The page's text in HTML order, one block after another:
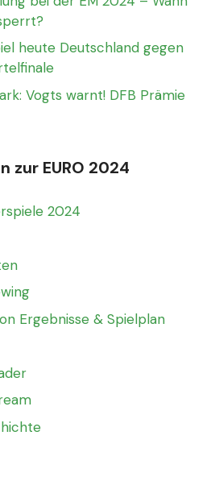
heute Deutschland gegen
Vogts warnt! DFB Prämie
zur EURO 2024
2024
Ergebnisse & Spielplan